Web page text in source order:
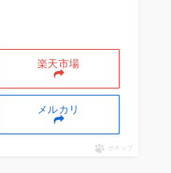
楽天市場
メルカリ
ポチップ